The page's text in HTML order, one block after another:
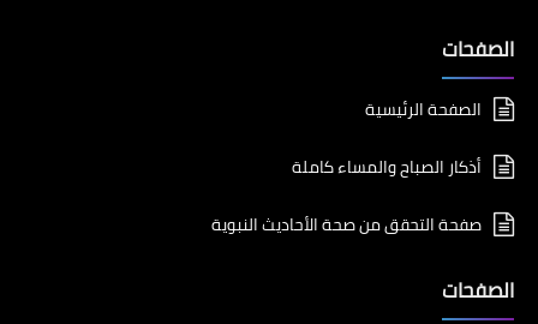
الصفحات
الصفحة الرئيسية
أذكار الصباح والمساء كاملة
صفحة التحقق من صحة الأحاديث النبوية
الصفحات